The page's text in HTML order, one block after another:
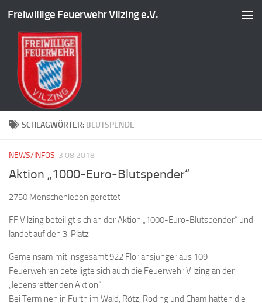
Zum Inhalt springen
Freiwillige Feuerwehr Vilzing e.V.
SCHLAGWÖRTER: BLUTSPENDE
NEWS/INFOS 3.08.2018
Aktion „1000-Euro-Blutspender“
2750 Menschenleben gerettet
FF Vilzing beteiligt sich an der Aktion „1000-Euro-Blutspender“ und
landet auf den 3. Platz
Gemeinsam mit insgesamt 922 Floriansjünger aus 109
Feuerwehren beteiligte sich auch die Feuerwehr Vilzing an der
„lebensrettenden Aktion“.
Bei Terminen in Furth im Wald, Rötz, Roding und Cham hatten die